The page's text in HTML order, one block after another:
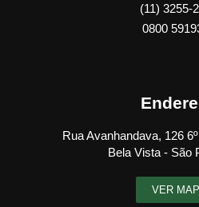
(11) 3255-
0800
Rua Avanhandava, 126
Bela Vista - São
VER